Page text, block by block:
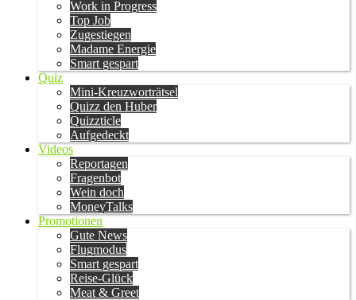
Work in Progress
Top Job
Zugestiegen
Madame Energie
Smart gespart
Quiz
Mini-Kreuzworträtsel
Quizz den Huber
Quizzticle
Aufgedeckt
Videos
Reportagen
Fragenbot
Wein doch
MoneyTalks
Promotionen
Gute News
Flugmodus
Smart gespart
Reise-Glück
Meat & Greet